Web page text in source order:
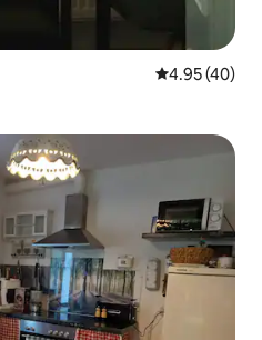
คะแนนเฉลี่ย
4.95 (40)